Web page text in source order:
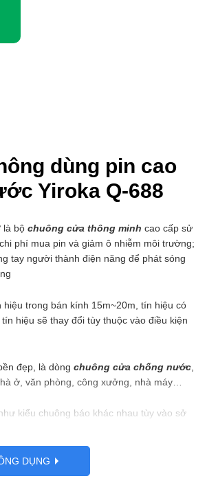
dùng pin cao
Yiroka Q-688
là bộ chuông cửa thông minh cao cấp sử
phí mua pin và giảm ô nhiễm môi trường;
tay người thành điện năng để phát sóng
trong bán kính 15m~20m, tín hiệu có
hiệu sẽ thay đổi tùy thuộc vào điều kiện
đẹp, là dòng chuông cửa chống nước
ở, văn phòng, công xưởng, nhà máy…
kiểu chuông báo khác nhau tùy vào sở
cửa, bạn có thể mua thêm để kết
DỤNG